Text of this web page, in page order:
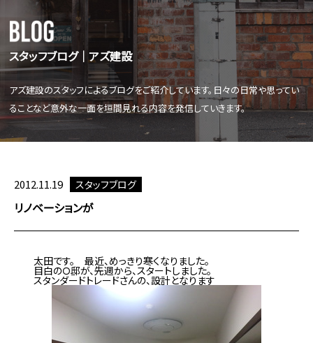
スタッフブログ│アズ建設
アズ建設のスタッフによるブログをご紹介しています。日々の日常や思ってい
ることなど意外な一面を垣間見れる内容を発信していきます。
2012.11.19 スタッフブログ
リノベーションが
太田です。 最近、めっきり寒くなりました。
目白のＯ邸が、先週から、スタートしました。
スタンダードトレードさんの、設計となります